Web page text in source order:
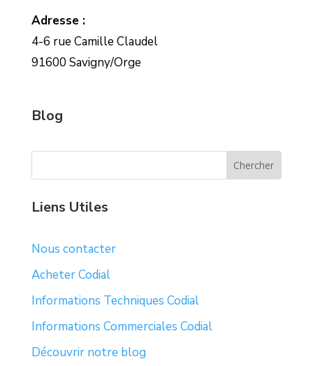
Adresse :
4-6 rue Camille Claudel
91600 Savigny/Orge
Blog
Liens Utiles
Nous contacter
Acheter Codial
Informations Techniques Codial
Informations Commerciales Codial
Découvrir notre blog